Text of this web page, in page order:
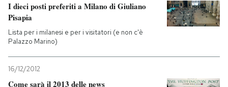
I dieci posti preferiti a Milano di Giuliano
Pisapia
Lista per i milanesi e per i visitatori (e non c'è
Palazzo Marino)
16/12/2012
Come sarà il 2013 delle news